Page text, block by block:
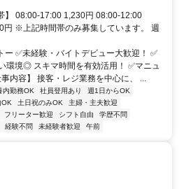
】 08:00-17:00 1,230円 08:00-12:00
円 ※上記時間帯のみ募集しています。 週
✅未経験・バイトデビュー大歓迎！ ✅
環境◎ スキマ時間を有効活用！ ✅マニュ
内容】 接客・レジ業務を中心に、 ...
内勤務OK 社員登用あり
週1日からOK
OK 土日祝のみOK
主婦・主夫歓迎
フリーター歓迎 シフト自由
学歴不問
経験不問 未経験者歓迎 午前